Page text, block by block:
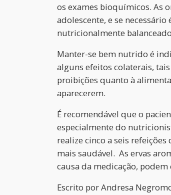
os exames bioquímicos. As
adolescente, e se
nutricionalmente
Manter-se bem nutrido é
alguns efeitos colaterais,
proibições quanto à
aparecerem.
É recomendável que o
especialmente do
realize cinco a seis
mais saudável. As ervas
causa da medicação,
Escrito porAndresa